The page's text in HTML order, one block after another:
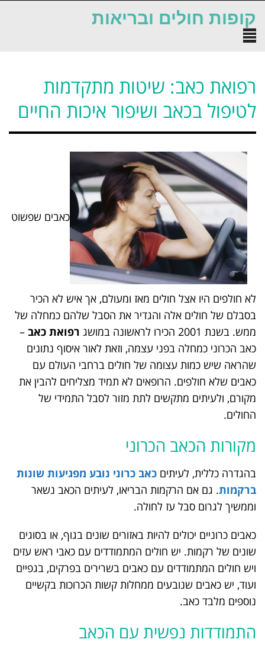
קופות חולים ובריאות
תפריט
רפואת כאב: שיטות מתקדמות
לטיפול בכאב ושיפור איכות החיים
כאבים שפשוט
לא חולפים היו אצל חולים מאז ומעולם, אך איש לא הכיר
בסבלם של חולים אלה והגדיר את הסבל שלהם כמחלה של
ממש. בשנת 2001 הכירו לראשונה במושג
רפואת כאב –
כאב הכרוני כמחלה בפני עצמה, וזאת לאור איסוף נתונים
שהראה שיש כמות עצומה של חולים ברחבי העולם עם
כאבים שלא חולפים. הרופאים לא תמיד מצליחים להבין את
מקורם, ולעיתים מתקשים לתת מזור לסבל התמידי של
החולים.
מקורות הכאב הכרוני
בהגדרה כללית, לעיתים כאב כרוני נובע מפגיעות שונות
ברקמות. גם אם הרקמות הבריאו, לעיתים הכאב נשאר
וממשיך לגרום סבל עז לחולה.
כאבים כרוניים יכולים להיות באזורים שונים בגוף, או בסוגים
שונים של רקמות. יש חולים המתמודדים עם כאבי ראש עזים
ויש חולים המתמודדים עם כאבים בשרירים בפרקים, בגפיים
ועוד, יש כאבים שנובעים ממחלות קשות הכרוכות בקשיים
נוספים מלבד כאב.
התמודדות נפשית עם הכאב